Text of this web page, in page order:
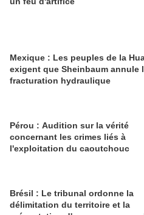
Mexique : Les peuples de la
exigent que Sheinbaum annule
fracturation hydraulique
Pérou : Audition sur la vérité
concernant les crimes liés à
l'exploitation du caoutchouc
Brésil : Le tribunal ordonne la
délimitation du territoire et la